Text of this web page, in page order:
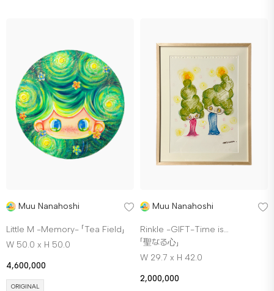
Muu Nanahoshi
Little M -Memory- 「Tea Field」
W 50.0 x H 50.0
4,600,000
ORIGINAL
Muu Nanahoshi
Rinkle -GIFT-Time is…
「聖なる心」
W 29.7 x H 42.0
2,000,000